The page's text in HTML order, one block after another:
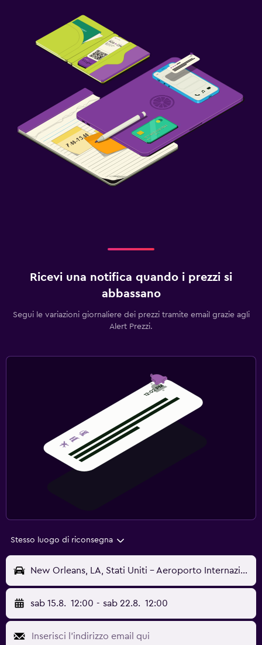
Ricevi una notifica quando i prezzi si
abbassano
Segui le variazioni giornaliere dei prezzi tramite email grazie agli
Alert Prezzi.
Stesso luogo di riconsegna
New Orleans, LA, Stati Uniti - Aeroporto Internazionale di New Orleans-Louis Armstrong (MSY)
sab 15.8. 12:00 - sab 22.8. 12:00